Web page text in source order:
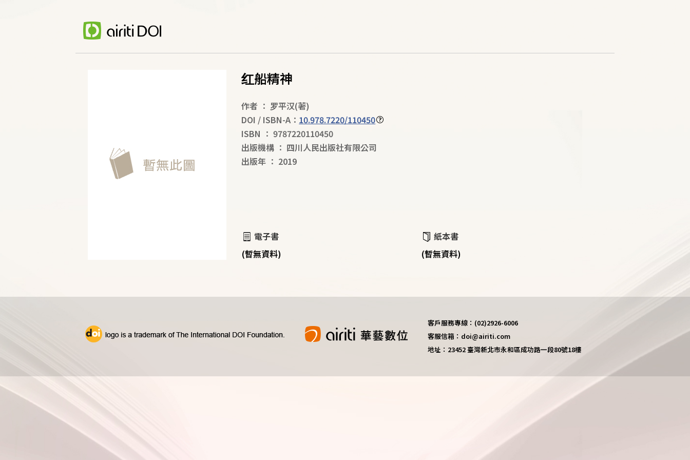
红船精神
作者 ： 罗平汉(著)
DOI / ISBN-A： 10.978.7220/110450
ISBN ： 9787220110450
出版機構 ： 四川人民出版社有限公司
出版年 ： 2019
電子書
(暫無資料)
紙本書
(暫無資料)
客戶服務專線：(02)2926-6006
客服信箱：doi@airiti.com
地址：23452 臺灣新北市永和區成功路一段80號18樓